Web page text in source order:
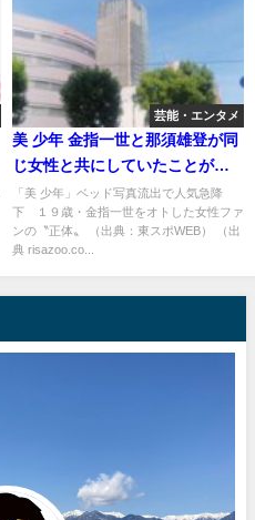
芸能・エンタメ
美 少年 金指一世と那須雄登が同
じ女性と共にしていたことがパ
ンツ流出写真より判明。そのお
相手は？
「美 少年」ベッド写真流出で人気急降
下 １９歳・金指一世をオトした女性ファ
ンの〝正体〟 （出典：東スポWEB） （出
典 risazoo.co...